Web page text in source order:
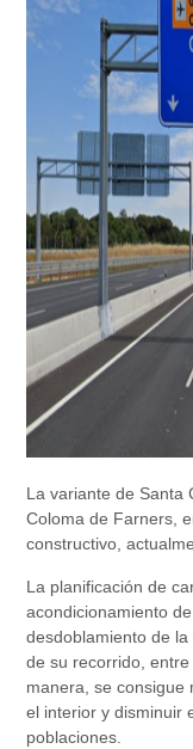
La variante de
Coloma de Farners,
constructivo,
La planificación de
acondicionamiento
desdoblamiento de
de su recorrido,
manera, se consigue
el interior y disminuir
poblaciones.